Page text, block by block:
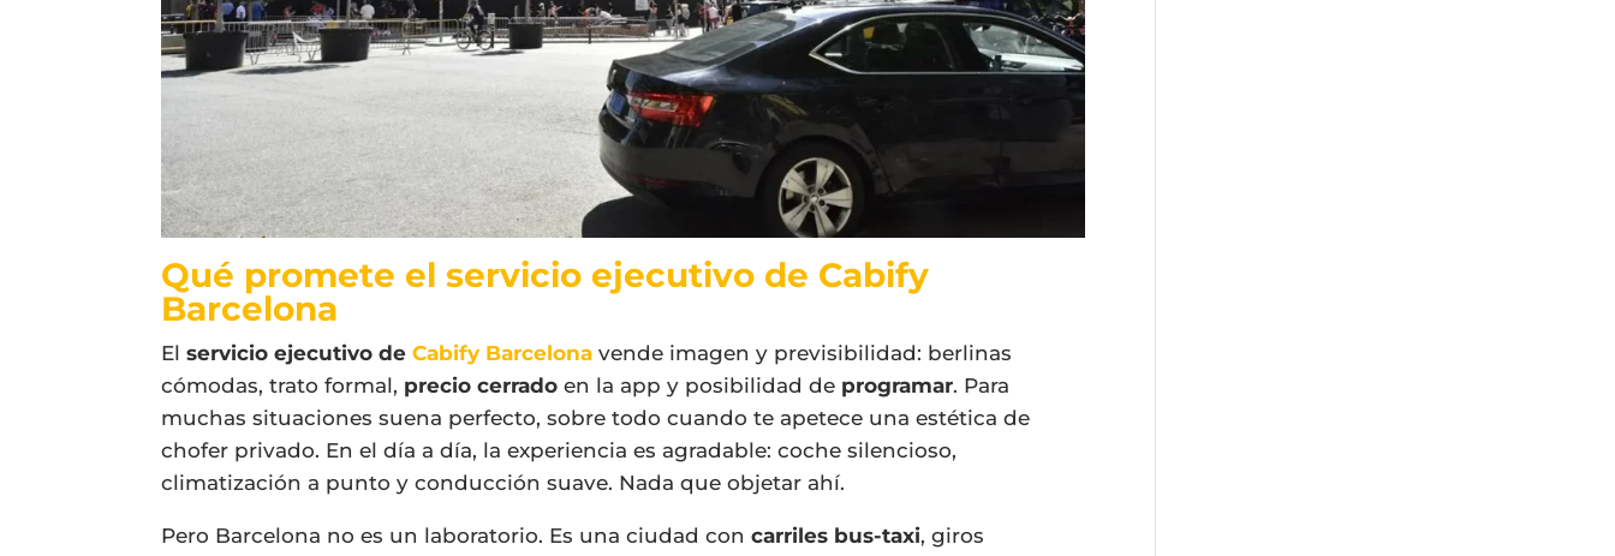
Qué promete el servicio ejecutivo de Cabify
Barcelona
Elservicio ejecutivo deCabify Barcelona vende imagen y previsibilidad: berlinas
cómodas, trato formal, precio cerrado en la app y posibilidad de programar. Para
muchas situaciones suena perfecto, sobre todo cuando te apetece una estética de
chofer privado. En el día a día, la experiencia es agradable: coche silencioso,
climatización a punto y conducción suave. Nada que objetar ahí.
Pero Barcelona no es un laboratorio. Es una ciudad concarriles bus-taxi, giros